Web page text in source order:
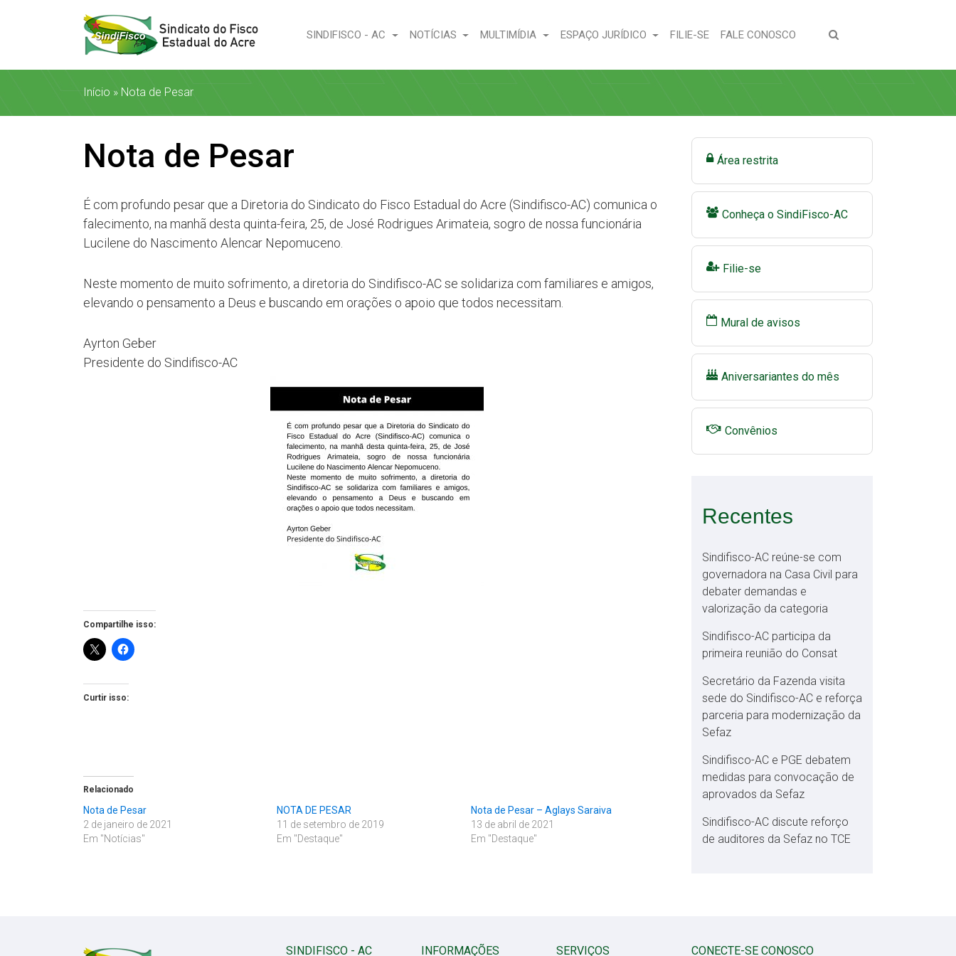
SINDIFISCO - AC NOTÍCIAS MULTIMÍDIA ESPAÇO JURÍDICO FILIE-SE(CURRENT)
FALE CONOSCO (CURRENT)
Início » Nota de Pesar
Nota de Pesar
É com profundo pesar que a Diretoria do Sindicato do Fisco Estadual do Acre (Sindifisco-AC) comunica o
falecimento, na manhã desta quinta-feira, 25, de José Rodrigues Arimateia, sogro de nossa funcionária
Lucilene do Nascimento Alencar Nepomuceno.
Neste momento de muito sofrimento, a diretoria do Sindifisco-AC se solidariza com familiares e amigos,
elevando o pensamento a Deus e buscando em orações o apoio que todos necessitam.
Ayrton Geber
Presidente do Sindifisco-AC
Compartilhe isso:
Curtir isso:
Relacionado
Nota de Pesar
2 de janeiro de 2021
Em "Notícias"
NOTA DE PESAR
11 de setembro de 2019
Em "Destaque"
Nota de Pesar – Aglays Saraiva
13 de abril de 2021
Em "Destaque"
Área restrita
Conheça o SindiFisco-AC
Filie-se
Mural de avisos
Aniversariantes do mês
Convênios
Recentes
Sindifisco-AC reúne-se com
governadora na Casa Civil para
debater demandas e
valorização da categoria
Sindifisco-AC participa da
primeira reunião do Consat
Secretário da Fazenda visita
sede do Sindifisco-AC e reforça
parceria para modernização da
Sefaz
Sindifisco-AC e PGE debatem
medidas para convocação de
aprovados da Sefaz
Sindifisco-AC discute reforço
de auditores da Sefaz no TCE
SINDIFISCO - AC INFORMAÇÕES SERVIÇOS CONECTE-SE CONOSCO